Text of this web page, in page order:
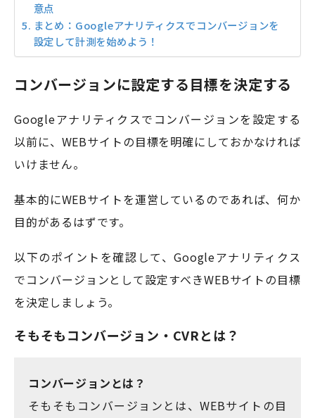
意点
まとめ：Googleアナリティクスでコンバージョンを
設定して計測を始めよう！
コンバージョンに設定する目標を決定する
Googleアナリティクスでコンバージョンを設定する
以前に、WEBサイトの目標を明確にしておかなければ
いけません。
基本的にWEBサイトを運営しているのであれば、何か
目的があるはずです。
以下のポイントを確認して、Googleアナリティクス
でコンバージョンとして設定すべきWEBサイトの目標
を決定しましょう。
そもそもコンバージョン・CVRとは？
コンバージョンとは？
そもそもコンバージョンとは、WEBサイトの目